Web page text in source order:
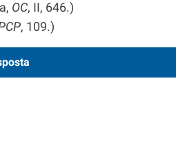
OC, II, 646.)
, 109.)